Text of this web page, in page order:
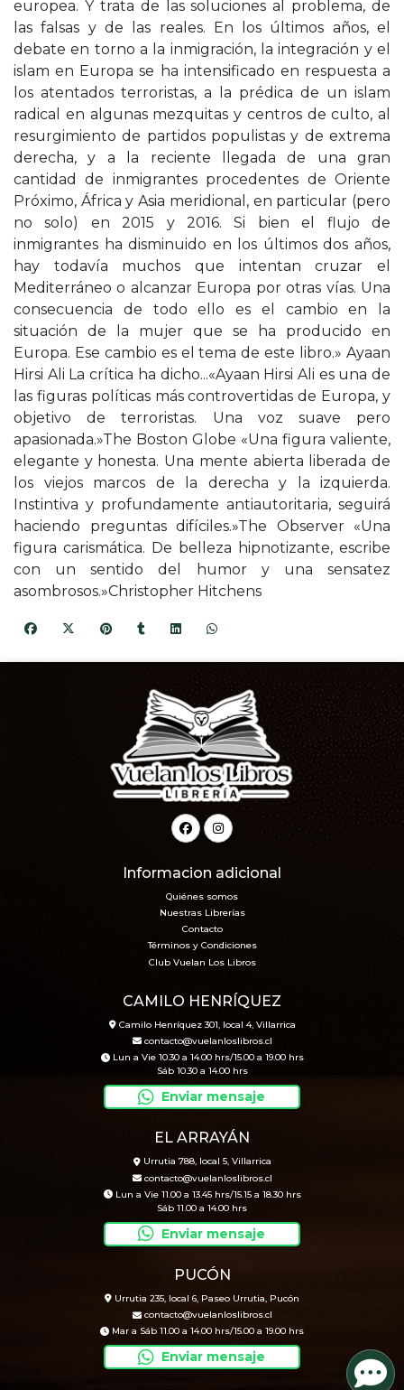
europea. Y trata de las soluciones al problema, de
las falsas y de las reales. En los últimos años, el
debate en torno a la inmigración, la integración y el
islam en Europa se ha intensificado en respuesta a
los atentados terroristas, a la prédica de un islam
radical en algunas mezquitas y centros de culto, al
resurgimiento de partidos populistas y de extrema
derecha, y a la reciente llegada de una gran
cantidad de inmigrantes procedentes de Oriente
Próximo, África y Asia meridional, en particular (pero
no solo) en 2015 y 2016. Si bien el flujo de
inmigrantes ha disminuido en los últimos dos años,
hay todavía muchos que intentan cruzar el
Mediterráneo o alcanzar Europa por otras vías. Una
consecuencia de todo ello es el cambio en la
situación de la mujer que se ha producido en
Europa. Ese cambio es el tema de este libro.» Ayaan
Hirsi Ali La crítica ha dicho...«Ayaan Hirsi Ali es una de
las figuras políticas más controvertidas de Europa, y
objetivo de terroristas. Una voz suave pero
apasionada.»The Boston Globe «Una figura valiente,
elegante y honesta. Una mente abierta liberada de
los viejos marcos de la derecha y la izquierda.
Instintiva y profundamente antiautoritaria, seguirá
haciendo preguntas difíciles.»The Observer «Una
figura carismática. De belleza hipnotizante, escribe
con un sentido del humor y una sensatez
asombrosos.»Christopher Hitchens
Informacion adicional
Quiénes somos
Nuestras Librerías
Contacto
Términos y Condiciones
Club Vuelan Los Libros
CAMILO HENRÍQUEZ
Camilo Henríquez 301, local 4, Villarrica
contacto@vuelanloslibros.cl
Lun a Vie 10.30 a 14.00 hrs/15.00 a 19.00 hrs
Sáb 10.30 a 14.00 hrs
Enviar mensaje
EL ARRAYÁN
Urrutia 788, local 5, Villarrica
contacto@vuelanloslibros.cl
Lun a Vie 11.00 a 13.45 hrs/15.15 a 18.30 hrs
Sáb 11.00 a 14.00 hrs
Enviar mensaje
PUCÓN
Urrutia 235, local 6, Paseo Urrutia, Pucón
contacto@vuelanloslibros.cl
Mar a Sáb 11.00 a 14.00 hrs/15.00 a 19.00 hrs
Enviar mensaje